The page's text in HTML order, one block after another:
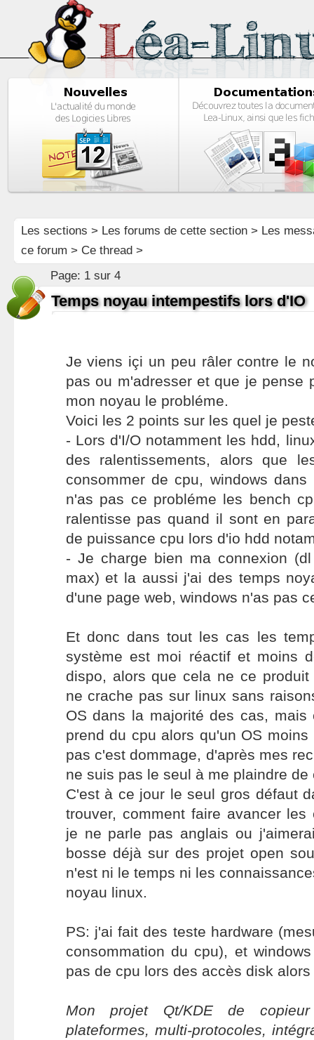
Les sections > Les forums de cette section> Les
ce forum > Ce thread >
Page: 1 sur 4
Temps noyau intempestifs lors d'IO
Je viens içi un peu râler contre le
pas ou m'adresser et que je pense
mon noyau le probléme.
Voici les 2 points sur les quel je
- Lors d'I/O notamment les hdd,
des ralentissements, alors que
consommer de cpu, windows
n'as pas ce probléme les bench
ralentisse pas quand il sont en
de puissance cpu lors d'io hdd
- Je charge bien ma connexion
max) et la aussi j'ai des temps
d'une page web, windows n'as pas
Et donc dans tout les cas les
système est moi réactif et moins
dispo, alors que cela ne ce
ne crache pas sur linux sans
OS dans la majorité des cas, mais
prend du cpu alors qu'un OS
pas c'est dommage, d'après mes
ne suis pas le seul à me plaindre de
C'est à ce jour le seul gros défaut
trouver, comment faire avancer
je ne parle pas anglais ou
bosse déjà sur des projet open
n'est ni le temps ni les
noyau linux.
PS: j'ai fait des teste hardware
consommation du cpu), et
pas de cpu lors des accès disk
Mon projet Qt/KDE de
plateformes, multi-protocoles,